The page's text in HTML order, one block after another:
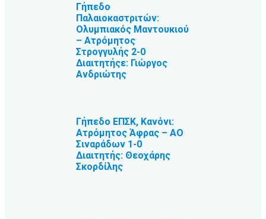
Γήπεδο
Παλαιοκαστριτών:
Ολυμπιακός Μαντουκιού
– Ατρόμητος
Στρογγυλής 2-0
Διαιτητήςε: Γιώργος
Ανδριώτης
Γήπεδο ΕΠΣΚ, Κανόνι:
Ατρόμητος Άφρας – ΑΟ
Σιναράδων 1-0
Διαιτητής: Θεοχάρης
Σκορδίλης